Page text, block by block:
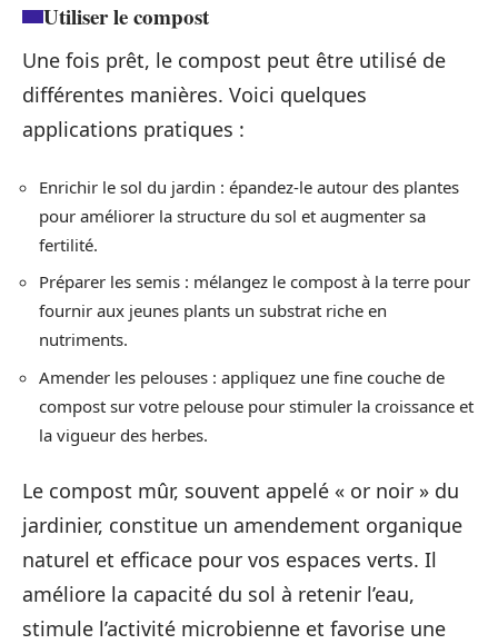
Utiliser le compost
Une fois prêt, le compost peut être utilisé de
différentes manières. Voici quelques
applications pratiques :
Enrichir le sol du jardin : épandez-le autour des plantes
pour améliorer la structure du sol et augmenter sa
fertilité.
Préparer les semis : mélangez le compost à la terre pour
fournir aux jeunes plants un substrat riche en
nutriments.
Amender les pelouses : appliquez une fine couche de
compost sur votre pelouse pour stimuler la croissance et
la vigueur des herbes.
Le compost mûr, souvent appelé « or noir » du
jardinier, constitue un amendement organique
naturel et efficace pour vos espaces verts. Il
améliore la capacité du sol à retenir l’eau,
stimule l’activité microbienne et favorise une